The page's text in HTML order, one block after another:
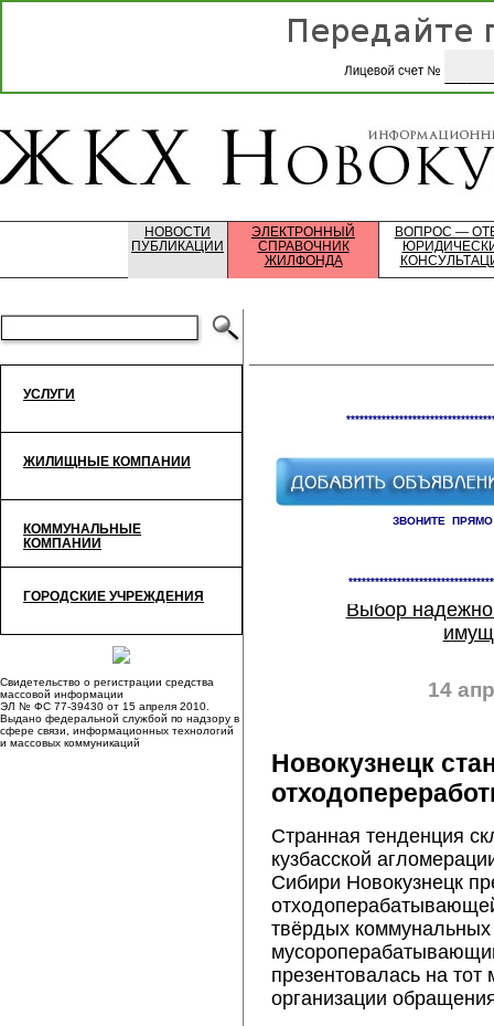
НОВОСТИ
ПУБЛИКАЦИИ
ЭЛЕКТРОННЫЙ
СПРАВОЧНИК
ЖИЛФОНДА
ВОПРОС —
УСЛУГИ
ЖИЛИЩНЫЕ КОМПАНИИ
КОММУНАЛЬНЫЕ
КОМПАНИИ
ГОРОДСКИЕ УЧРЕЖДЕНИЯ
Свидетельство о регистрации средства
массовой информации
ЭЛ № ФС 77-39430 от 15 апреля 2010.
Выдано федеральной службой по надзору в
сфере связи, информационных технологий
и массовых коммуникаций
ЗВОНИТЕ
Выбор
14
Новокузнецк
Странная тенденция
кузбасской
Сибири Новокузнецк
твёрдых коммунальных
презентовалась на
организации